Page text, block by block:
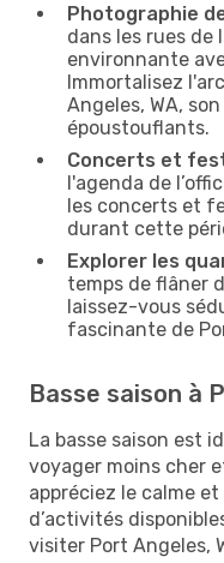
Photographie
dans les rues de
environnante
Immortalisez
Angeles, WA,
époustouflants.
Concerts et
l'agenda de
les concerts et
durant cette
Explorer les
temps de flâner
laissez-vous
fascinante de
Basse saison à
La basse saison est
voyager moins cher
appréciez le calme
d’activités
visiter Port Angeles,